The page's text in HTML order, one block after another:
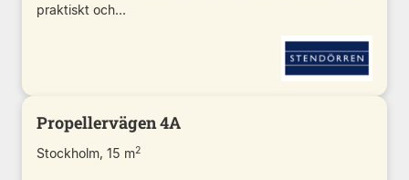
praktiskt och...
Propellervägen 4A
Stockholm, 15 m2